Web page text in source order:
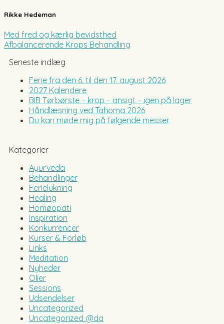
Rikke Hedeman
Med fred og kærlig bevidsthed
Afbalancerende Krops Behandling
Seneste indlæg
Ferie fra den 6. til den 17. august 2026
2027 Kalendere
BIB Tørbørste – krop – ansigt – igen på lager
Håndlæsning ved Tahoma 2026
Du kan møde mig på følgende messer
Kategorier
Ayurveda
Behandlinger
Ferielukning
Healing
Homøopati
Inspiration
Konkurrencer
Kurser & Forløb
Links
Meditation
Nyheder
Olier
Sessions
Udsendelser
Uncategorized
Uncategorized @da